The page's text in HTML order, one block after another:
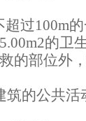
超过100m
的卫
的部位外
筑的公共